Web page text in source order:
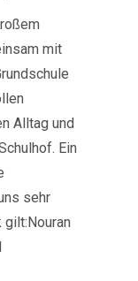
mit
Alltag und
Ein
sehr